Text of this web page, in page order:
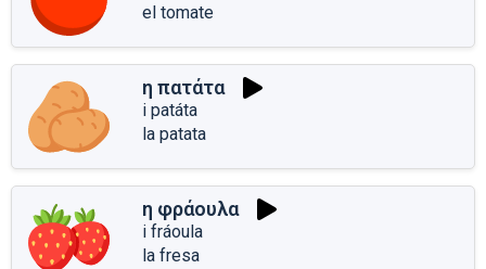
el tomate
η πατάτα
i patáta
la patata
η φράουλα
i fráoula
la fresa